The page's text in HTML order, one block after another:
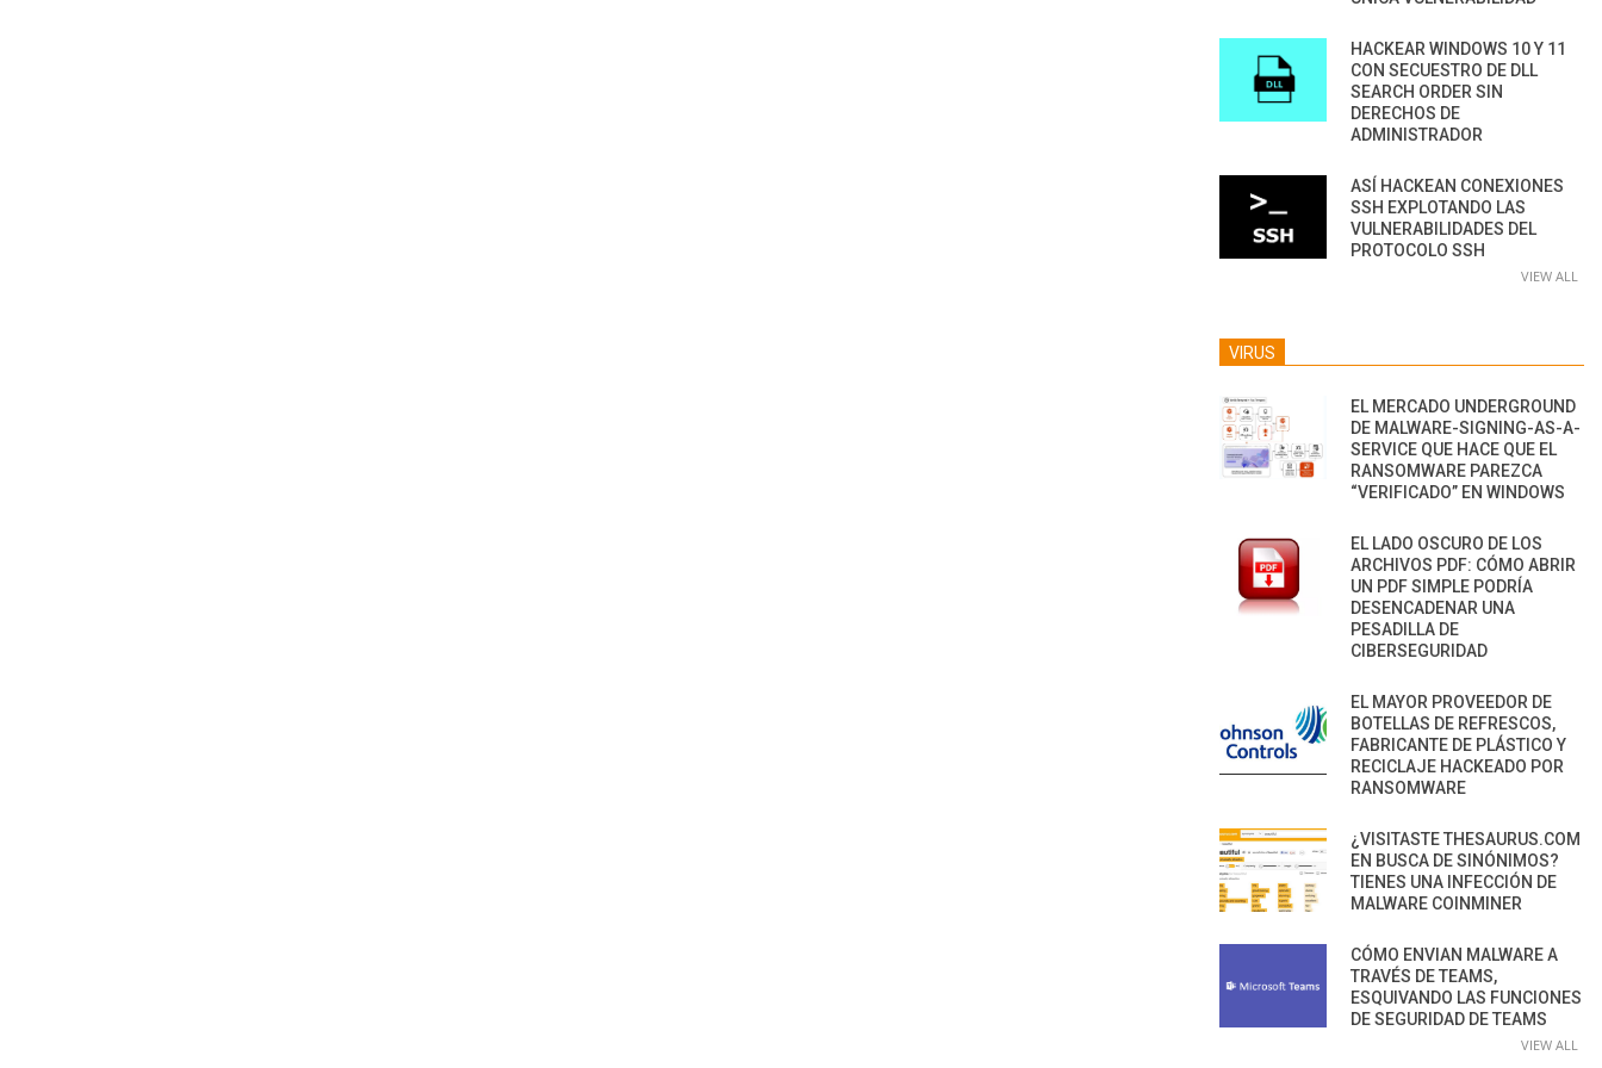
HACKEAR WINDOWS 10 Y 11
CON SECUESTRO DE DLL
SEARCH ORDER SIN
DERECHOS DE
ADMINISTRADOR
ASÍ HACKEAN CONEXIONES
SSH EXPLOTANDO LAS
VULNERABILIDADES DEL
PROTOCOLO SSH
VIEW ALL
VIRUS
EL MERCADO UNDERGROUND
DE MALWARE-SIGNING-AS-A-
SERVICE QUE HACE QUE EL
RANSOMWARE PAREZCA
“VERIFICADO” EN WINDOWS
EL LADO OSCURO DE LOS
ARCHIVOS PDF: CÓMO ABRIR
UN PDF SIMPLE PODRÍA
DESENCADENAR UNA
PESADILLA DE
CIBERSEGURIDAD
EL MAYOR PROVEEDOR DE
BOTELLAS DE REFRESCOS,
FABRICANTE DE PLÁSTICO Y
RECICLAJE HACKEADO POR
RANSOMWARE
¿VISITASTE THESAURUS.COM
EN BUSCA DE SINÓNIMOS?
TIENES UNA INFECCIÓN DE
MALWARE COINMINER
CÓMO ENVIAN MALWARE A
TRAVÉS DE TEAMS,
ESQUIVANDO LAS FUNCIONES
DE SEGURIDAD DE TEAMS
VIEW ALL